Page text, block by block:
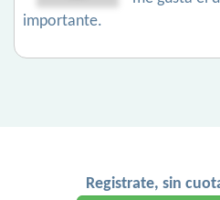
importante.
Registrate, sin